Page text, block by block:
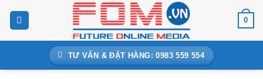
0
TƯ VẤN & ĐẶT HÀNG: 0983 559 554